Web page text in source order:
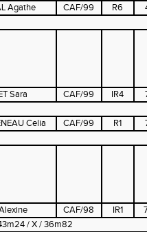
Agathe CAF/99 R6
Sara CAF/99 IR4
Celia CAF/99 R1
CAF/98 IR1
/ X / 36m82